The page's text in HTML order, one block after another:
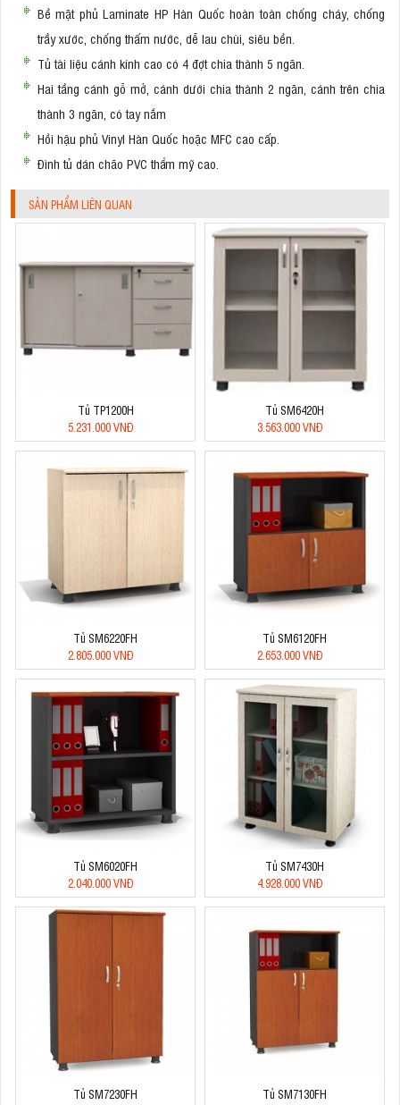
Bề mặt phủ Laminate HP Hàn Quốc hoàn toàn chống cháy, chống
trầy xước, chống thấm nước, dễ lau chùi, siêu bền.
Tủ tài liệu cánh kính cao có 4 đợt chia thành 5 ngăn.
Hai tầng cánh gỗ mở, cánh dưới chia thành 2 ngăn, cánh trên chia
thành 3 ngăn, có tay nắm
Hồi hậu phủ Vinyl Hàn Quốc hoặc MFC cao cấp.
Đình tủ dán chão PVC thẩm mỹ cao.
SẢN PHẨM LIÊN QUAN
Tủ TP1200H
5.231.000 VNĐ
Tủ SM6420H
3.563.000 VNĐ
Tủ SM6220FH
2.805.000 VNĐ
Tủ SM6120FH
2.653.000 VNĐ
Tủ SM6020FH
2.040.000 VNĐ
Tủ SM7430H
4.928.000 VNĐ
Tủ SM7230FH
Tủ SM7130FH